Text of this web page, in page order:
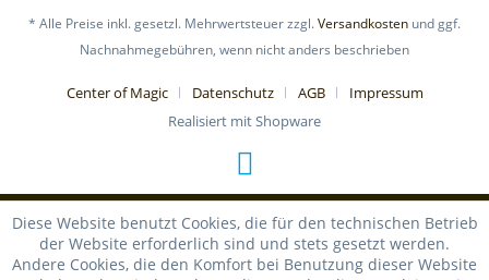
* Alle Preise inkl. gesetzl. Mehrwertsteuer zzgl.Versandkosten und ggf.
Nachnahmegebühren, wenn nicht anders beschrieben
Center of Magic Datenschutz AGB
Impressum
Realisiert mit Shopware
Diese Website benutzt Cookies, die für den technischen Betrieb
der Website erforderlich sind und stets gesetzt werden.
Andere Cookies, die den Komfort bei Benutzung dieser Website